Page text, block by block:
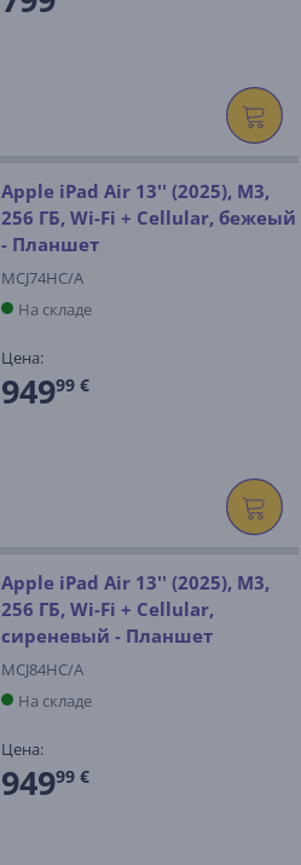
Apple iPad Air 13'' (2025), M3,
256 ГБ, Wi-Fi + Cellular, бежеый
- Планшет
MCJ74HC/A
На складе
Цена:
94999 €
Apple iPad Air 13'' (2025), M3,
256 ГБ, Wi-Fi + Cellular,
сиреневый - Планшет
MCJ84HC/A
На складе
Цена:
94999 €